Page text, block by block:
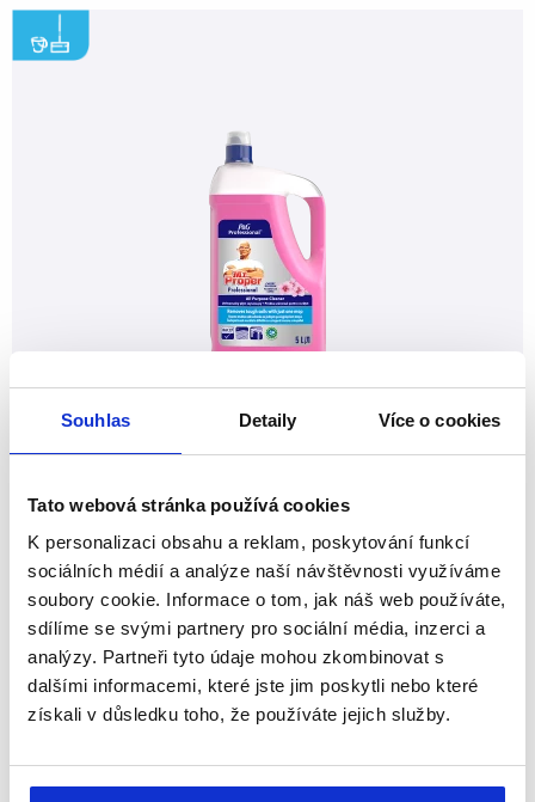
Souhlas Detaily Více o cookies
Tato webová stránka používá cookies
K personalizaci obsahu a reklam, poskytování funkcí
sociálních médií a analýze naší návštěvnosti využíváme
soubory cookie. Informace o tom, jak náš web používáte,
sdílíme se svými partnery pro sociální média, inzerci a
analýzy. Partneři tyto údaje mohou zkombinovat s
dalšími informacemi, které jste jim poskytli nebo které
získali v důsledku toho, že používáte jejich služby.
Mr. Proper Professional univerzální čistič
Cherry blossom 5 L
Univerzální čisticí prostředek na podlahy a omyvatelné
povrchy s jemnou třešňovou vůní.
178.94 Kč
+
-
bez DPH/ks (karton a více)